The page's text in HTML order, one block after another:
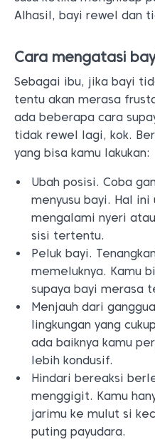
Alhasil, bayi rewel dan
Cara mengatasi
Sebagai ibu, jika bayi
tentu akan merasa
ada beberapa cara
tidak rewel lagi, kok.
yang bisa kamu lakukan:
Ubah posisi. Coba
menyusu bayi. Hal
mengalami nyeri
sisi tertentu.
Peluk bayi.
memeluknya. Kamu
supaya bayi merasa
Menjauh dari
lingkungan yang
ada baiknya kamu
lebih kondusif.
Hindari bereaksi
menggigit. Kamu
jarimu ke mulut si
puting payudara.